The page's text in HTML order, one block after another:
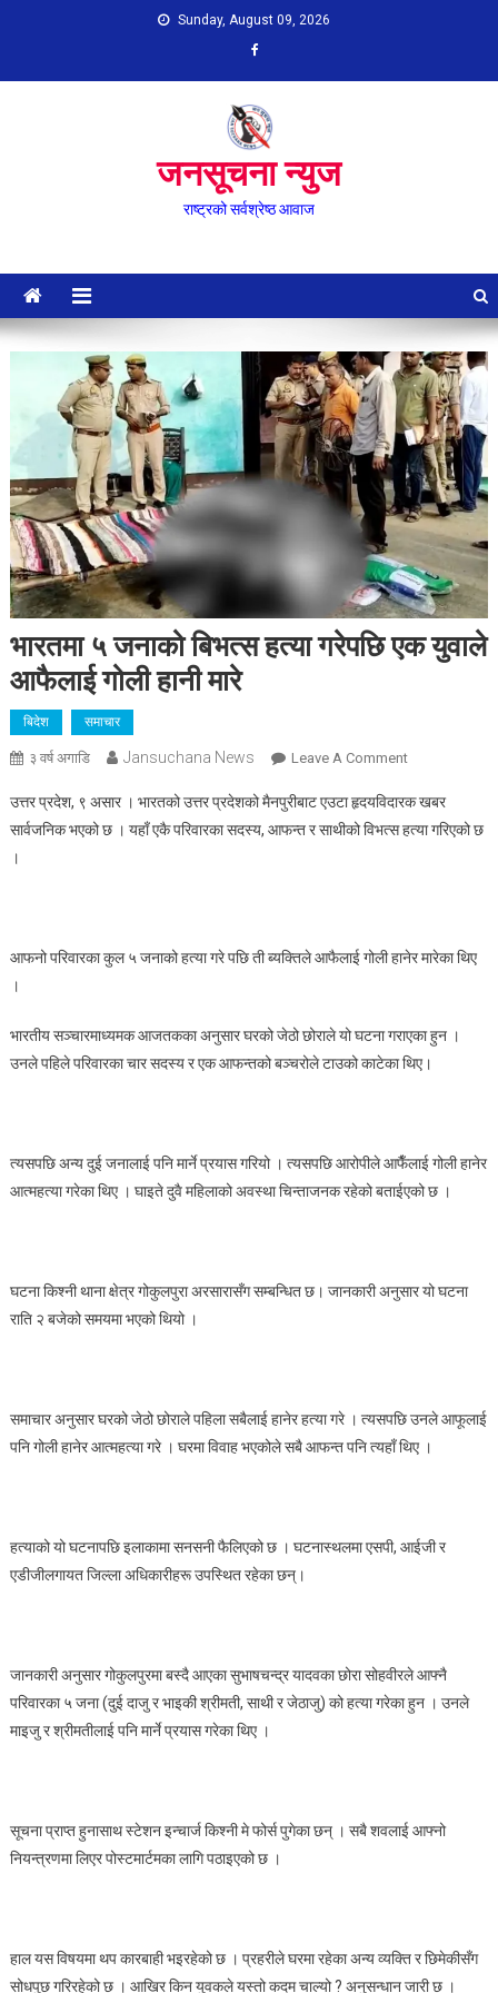
Sunday, August 09, 2026
जनसूचना न्युज
राष्ट्रको सर्वश्रेष्ठ आवाज
भारतमा ५ जनाको बिभत्स हत्या गरेपछि एक युवाले
आफैलाई गोली हानी मारे
बिदेश समाचार
३ वर्ष अगाडि Jansuchana News Leave A CommentOn
५
जनाको
युवाले
हानी
मारे
उत्तर प्रदेश, ९ असार । भारतको उत्तर प्रदेशको मैनपुरीबाट एउटा हृदयविदारक खबर
सार्वजनिक भएको छ । यहाँ एकै परिवारका सदस्य, आफन्त र साथीको विभत्स हत्या गरिएको छ
।
आफनो परिवारका कुल ५ जनाको हत्या गरे पछि ती ब्यक्तिले आफैलाई गोली हानेर मारेका थिए
।
भारतीय सञ्चारमाध्यमक आजतकका अनुसार घरको जेठो छोराले यो घटना गराएका हुन ।
उनले पहिले परिवारका चार सदस्य र एक आफन्तको बञ्चरोले टाउको काटेका थिए।
त्यसपछि अन्य दुई जनालाई पनि मार्ने प्रयास गरियो । त्यसपछि आरोपीले आफैँलाई गोली हानेर
आत्महत्या गरेका थिए । घाइते दुवै महिलाको अवस्था चिन्ताजनक रहेको बताईएको छ ।
घटना किश्नी थाना क्षेत्र गोकुलपुरा अरसारासँग सम्बन्धित छ। जानकारी अनुसार यो घटना
राति २ बजेको समयमा भएको थियो ।
समाचार अनुसार घरको जेठो छोराले पहिला सबैलाई हानेर हत्या गरे । त्यसपछि उनले आफूलाई
पनि गोली हानेर आत्महत्या गरे । घरमा विवाह भएकोले सबै आफन्त पनि त्यहाँ थिए ।
हत्याको यो घटनापछि इलाकामा सनसनी फैलिएको छ । घटनास्थलमा एसपी, आईजी र
एडीजीलगायत जिल्ला अधिकारीहरू उपस्थित रहेका छन्।
जानकारी अनुसार गोकुलपुरमा बस्दै आएका सुभाषचन्द्र यादवका छोरा सोहवीरले आफ्नै
परिवारका ५ जना (दुई दाजु र भाइकी श्रीमती, साथी र जेठाजु) को हत्या गरेका हुन । उनले
माइजु र श्रीमतीलाई पनि मार्ने प्रयास गरेका थिए ।
सूचना प्राप्त हुनासाथ स्टेशन इन्चार्ज किश्नी मे फोर्स पुगेका छन् । सबै शवलाई आफ्नो
नियन्त्रणमा लिएर पोस्टमार्टमका लागि पठाइएको छ ।
हाल यस विषयमा थप कारबाही भइरहेको छ । प्रहरीले घरमा रहेका अन्य व्यक्ति र छिमेकीसँग
सोधपुछ गरिरहेको छ । आखिर किन युवकले यस्तो कदम चाल्यो ? अनुसन्धान जारी छ ।